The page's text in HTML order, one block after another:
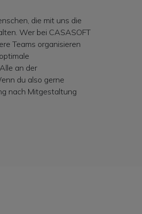
die mit uns die
Wer bei CASASOFT
Teams organisieren
an der
du also gerne
nach Mitgestaltung